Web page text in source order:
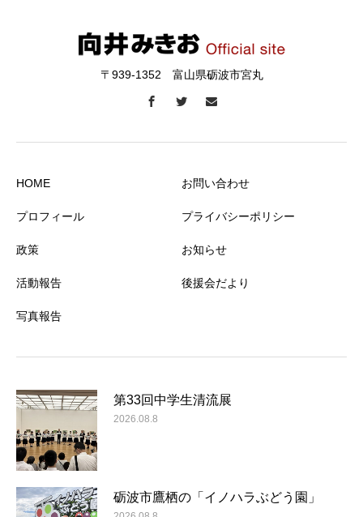
〒939-1352 富山県砺波市宮丸
HOME
プロフィール
政策
活動報告
写真報告
お問い合わせ
プライバシーポリシー
お知らせ
後援会だより
第33回中学生清流展
2026.08.8
砺波市鷹栖の「イノハラぶどう園」